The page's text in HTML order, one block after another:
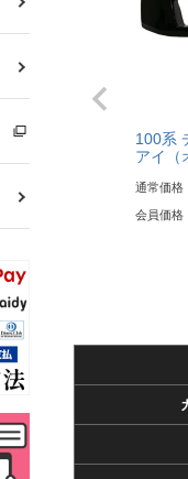
100系
アイ（
通常価格
会員価格